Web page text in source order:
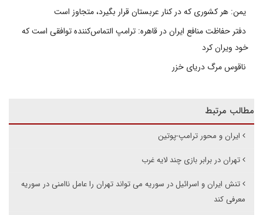
یمن: هر کشوری که در کنار عربستان قرار بگیرد، متجاوز است
دفتر حفاظت منافع ایران در قاهره: ترامپ التماس‌کننده توافقی است که
خود ویران کرد
ناقوس مرگ دریای خزر
مطالب مرتبط
ایران و محور ترامپ-پوتین
تهران در برابر بازی چند لایه غرب
تنش ایران و اسرائیل در سوریه می تواند تهران را عامل ناامنی در سوریه
معرفی کند